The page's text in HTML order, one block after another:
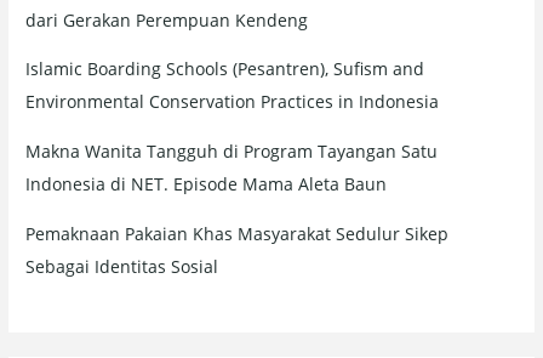
dari Gerakan Perempuan Kendeng
Islamic Boarding Schools (Pesantren), Sufism and
Environmental Conservation Practices in Indonesia
Makna Wanita Tangguh di Program Tayangan Satu
Indonesia di NET. Episode Mama Aleta Baun
Pemaknaan Pakaian Khas Masyarakat Sedulur Sikep
Sebagai Identitas Sosial